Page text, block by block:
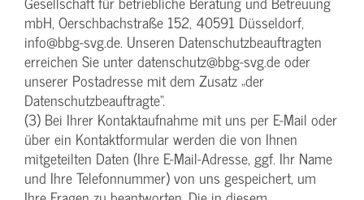
mbH, Oerschbachstraße 152, 40591 Düsseldorf,
info@bbg-svg.de. Unseren Datenschutzbeauftragten
erreichen Sie unter datenschutz@bbg-svg.de oder
unserer Postadresse mit dem Zusatz „der
Datenschutzbeauftragte“.
(3) Bei Ihrer Kontaktaufnahme mit uns per E-Mail oder
über ein Kontaktformular werden die von Ihnen
mitgeteilten Daten (Ihre E-Mail-Adresse, ggf. Ihr Name
und Ihre Telefonnummer) von uns gespeichert, um